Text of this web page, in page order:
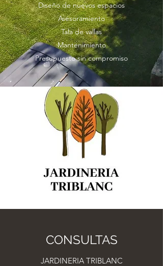
Diseño de nuevos espacios
Asesoramiento
Tala de vallas
Mantenimiento
Presupuesto sin compromiso
CONSULTAS
JARDINERIA TRIBLANC